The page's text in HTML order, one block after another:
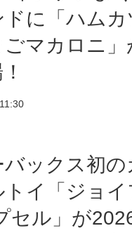
ドに「ハムカ
ごマカロニ」
バックス初の
トイ「ジョイ
セル」が